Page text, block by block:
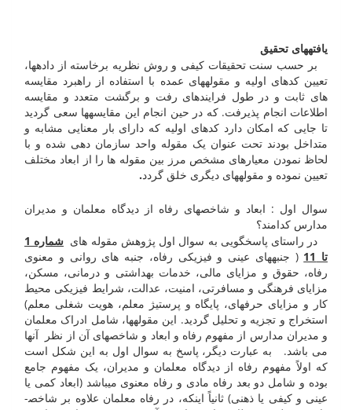
یافته­های تحقیق
بر حسب سنت تحقیقات کیفی و روش نظریه برخاسته از داده­ها،
تعیین کدهای اولیه و مقوله­های عمده با استفاده از راهبرد مقایسه
های ثابت و در طول فرایندهای رفت و برگشت متعدد و مقایسه
اطلاعات انجام پذیرفت. که در حین انجام این مقایسه­ها سعی گردید
تا جایی که امکان دارد کدهای اولیه که دارای بار معنایی مشابه و
متداخل بودند تحت عنوان یک مقوله واحد سازمان دهی شده و با
لحاظ نمودن معیارهای مشخص مرز بین مقوله ها را از ابعاد مختلف
تعیین نموده و مقوله­های دیگری خلق گردد.
سوال اول : ابعاد و شاخصهای رفاه از دیدگاه معلمان و مدیران
مدارس کدامند؟
در راستای پاسخگویی به سوال اول پژوهش مقوله های
شماره 1
تا 11
( جنبه­های عینی و فیزیکی رفاه، جنبه های روانی و معنوی
رفاه، حقوق و مزایای مالی، خدمات بهداشتی و درمانی، مسکن،
مزایای فرهنگی و مسافرتی، امنیت، عدالت، شرایط فیزیکی محیط
کار و مزایای حرفه­ای، پایگاه و پرستیژ معلم، هویت شغلی معلم)
استخراج و تجزیه و تحلیل گردید. این مقوله­ها، شامل ادراک معلمان
و مدیران مدارس از مفهوم رفاه و ابعاد و شاخصهای آن از نظر آنها
می باشد. به عبارت دیگر، پاسخ به سوال اول به این شکل است
که اولاً مفهوم رفاه از دیدگاه معلمان و مدیران، یک مفهوم جامع
بوده و شامل دو بعد رفاه مادی و رفاه معنوی می­باشد (ابعاد کمی یا
عینی و کیفی یا ذهنی) ثانیاً اینکه، در رفاه معلمان علاوه بر شاخص­